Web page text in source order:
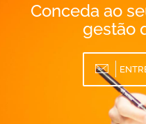
Conceda ao
gestão